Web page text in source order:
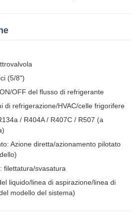
(5/8")
OFF del flusso di refrigerante
di refrigerazione/HVAC/celle frigorifere
/ R404A / R407C / R507 (a
Azione diretta/azionamento pilotato
filettatura/svasatura
liquido/linea di aspirazione/linea di
modello del sistema)